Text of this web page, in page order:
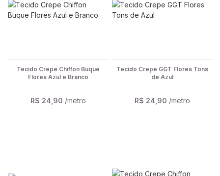
Tecido Crepe Chiffon Buque
Flores Azul e Branco
R$ 24,90 /metro
Tecido Crepe GGT Flores Tons
de Azul
R$ 24,90 /metro